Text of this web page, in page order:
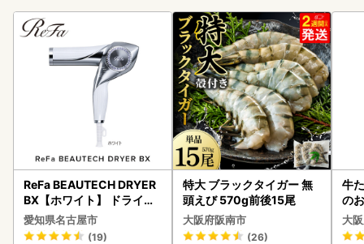
ReFa BEAUTECH DRYER
BX【ホワイト】 ドライヤ
ー 美容 家電 ドライヤー リ
ファ
愛知県名古屋市
(19)
特大 ブラックタイガー 無
頭えび 570g前後15尾
大阪府阪南市
(26)
牛
の
大